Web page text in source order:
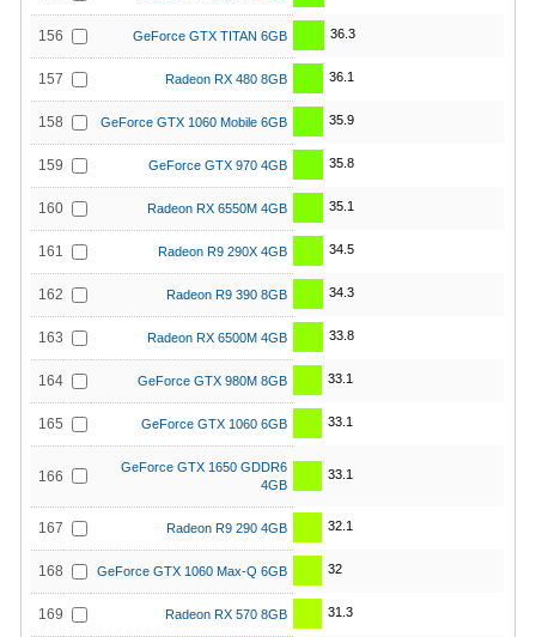
156 GeForce GTX TITAN 6GB 36.3
157 Radeon RX 480 8GB 36.1
158 GeForce GTX 1060 Mobile 6GB 35.9
159 GeForce GTX 970 4GB 35.8
160 Radeon RX 6550M 4GB 35.1
161 Radeon R9 290X 4GB 34.5
162 Radeon R9 390 8GB 34.3
163 Radeon RX 6500M 4GB 33.8
164 GeForce GTX 980M 8GB 33.1
165 GeForce GTX 1060 6GB 33.1
166
GeForce GTX 1650 GDDR6
4GB
33.1
167 Radeon R9 290 4GB 32.1
168 GeForce GTX 1060 Max-Q 6GB 32
169 Radeon RX 570 8GB 31.3